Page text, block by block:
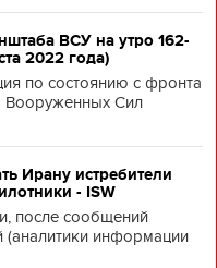
ВСУ на утро 162-
2022 года)
по состоянию с фронта
Вооруженных Сил
Ирану истребители
- ISW
после сообщений
(аналитики информации